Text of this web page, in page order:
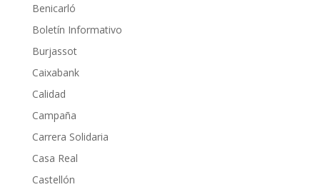
Benicarló
Boletín Informativo
Burjassot
Caixabank
Calidad
Campaña
Carrera Solidaria
Casa Real
Castellón